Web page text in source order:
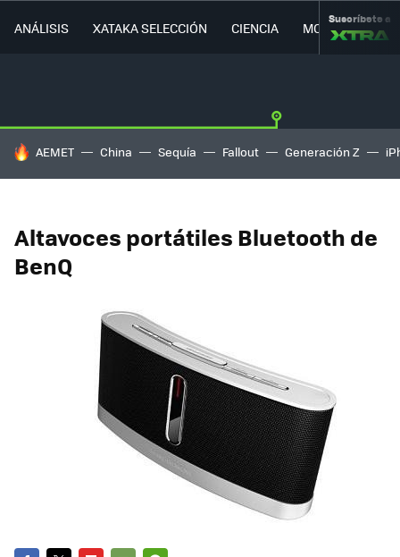
ANÁLISIS XATAKA SELECCIÓN CIENCIA MOVILIDAD
Suscríbete a
HOY SE HABLA DE
AEMET China Sequía Fallout Generación Z
Altavoces portátiles Bluetooth de
BenQ